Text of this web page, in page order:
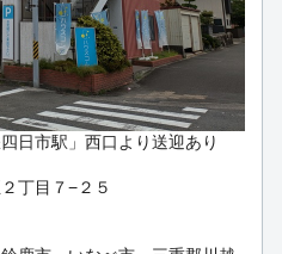
日市駅」西口より送迎あり
丁目７−２５